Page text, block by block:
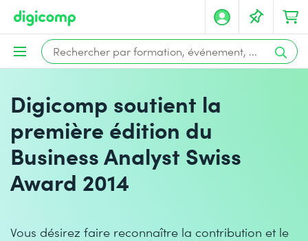
Digicomp soutient la
première édition du
Business Analyst Swiss
Award 2014
Vous désirez faire reconnaître la contribution et le